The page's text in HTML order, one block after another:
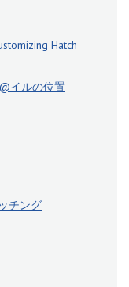
Hatch
イルの位置
チング